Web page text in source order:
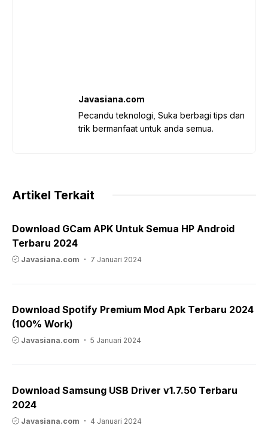
Javasiana.com
Pecandu teknologi, Suka berbagi tips dan
trik bermanfaat untuk anda semua.
Artikel Terkait
Download GCam APK Untuk Semua HP Android
Terbaru 2024
Javasiana.com 7 Januari 2024
Download Spotify Premium Mod Apk Terbaru 2024
(100% Work)
Javasiana.com 5 Januari 2024
Download Samsung USB Driver v1.7.50 Terbaru
2024
Javasiana.com 4 Januari 2024